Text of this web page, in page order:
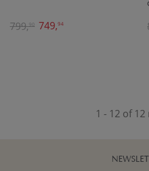
749,94
799,90
1 - 12 of